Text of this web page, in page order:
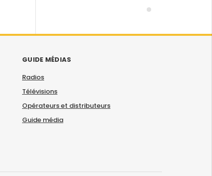
GUIDE MÉDIAS
Radios
Télévisions
Opérateurs et distributeurs
Guide média